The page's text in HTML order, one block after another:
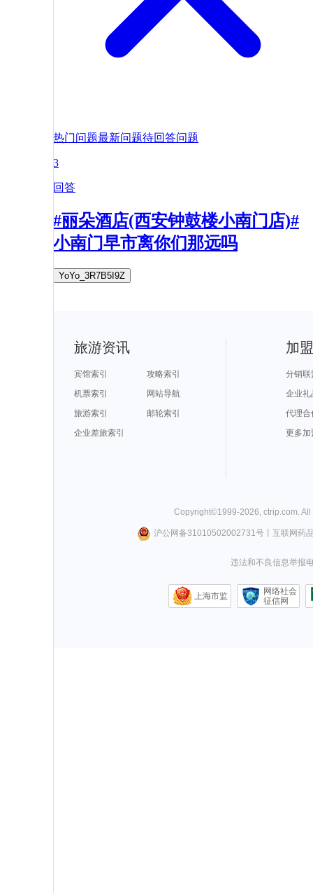
热门问题最新问题待回答问题
3
回答
#丽朵酒店(西安钟鼓楼小南门店)#
小南门早市离你们那远吗
YoYo_3R7B5I9Z
旅游资讯
宾馆索引
攻略索引
机票索引
网站导航
旅游索引
邮轮索引
企业差旅索引
加
分销联
企业礼
代理合
更多加
Copyright©1999-2026 ctrip.com .
沪公网备31010502002731号丨 互联网药
违法和不良信息举报
上海市监
网络社会
征信网